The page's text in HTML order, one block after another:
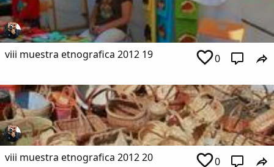
viii muestra etnografica 2012 19 0
viii muestra etnografica 2012 20 0